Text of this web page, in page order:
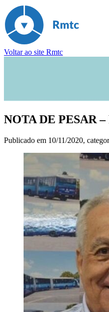
Voltar ao site Rmtc
NOTA DE PESAR
Publicado em 10/11/2020,